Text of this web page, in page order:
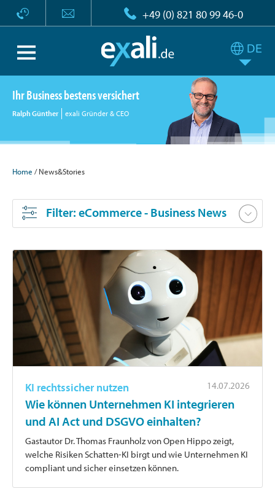
+49 (0) 821 80 99 46-0
Ihr Business bestens versichert
Ralph Günther exali Gründer & CEO
Home / News&Stories
Filter: eCommerce - Business News
14.07.2026
KI rechtssicher nutzen
Wie können Unternehmen KI integrieren
und AI Act und DSGVO einhalten?
Gastautor Dr. Thomas Fraunholz von Open Hippo zeigt,
welche Risiken Schatten-KI birgt und wie Unternehmen KI
compliant und sicher einsetzen können.